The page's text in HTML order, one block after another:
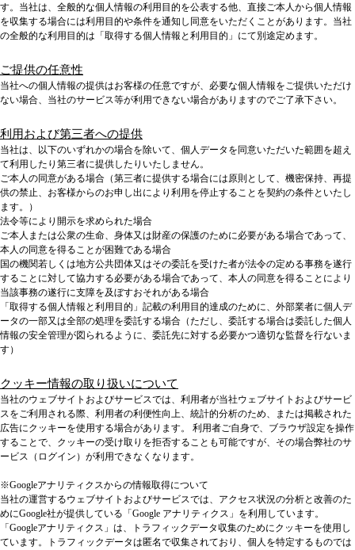
す。当社は、全般的な個人情報の利用目的を公表する他、直接ご本人から個人情報
を収集する場合には利用目的や条件を通知し同意をいただくことがあります。当社
の全般的な利用目的は「取得する個人情報と利用目的」にて別途定めます。
ご提供の任意性
当社への個人情報の提供はお客様の任意ですが、必要な個人情報をご提供いただけ
ない場合、当社のサービス等が利用できない場合がありますのでご了承下さい。
利用および第三者への提供
当社は、以下のいずれかの場合を除いて、個人データを同意いただいた範囲を超え
て利用したり第三者に提供したりいたしません。
ご本人の同意がある場合（第三者に提供する場合には原則として、機密保持、再提
供の禁止、お客様からのお申し出により利用を停止することを契約の条件といたし
ます。）
法令等により開示を求められた場合
ご本人または公衆の生命、身体又は財産の保護のために必要がある場合であって、
本人の同意を得ることが困難である場合
国の機関若しくは地方公共団体又はその委託を受けた者が法令の定める事務を遂行
することに対して協力する必要がある場合であって、本人の同意を得ることにより
当該事務の遂行に支障を及ぼすおそれがある場合
「取得する個人情報と利用目的」記載の利用目的達成のために、外部業者に個人デ
ータの一部又は全部の処理を委託する場合（ただし、委託する場合は委託した個人
情報の安全管理が図られるように、委託先に対する必要かつ適切な監督を行ないま
す）
クッキー情報の取り扱いについて
当社のウェブサイトおよびサービスでは、利用者が当社ウェブサイトおよびサービ
スをご利用される際、利用者の利便性向上、統計的分析のため、または掲載された
広告にクッキーを使用する場合があります。 利用者ご自身で、ブラウザ設定を操作
することで、クッキーの受け取りを拒否することも可能ですが、その場合弊社のサ
ービス（ログイン）が利用できなくなります。
※Googleアナリティクスからの情報取得について
当社の運営するウェブサイトおよびサービスでは、アクセス状況の分析と改善のた
めにGoogle社が提供している「Google アナリティクス」を利用しています。
「Googleアナリティクス」は、トラフィックデータ収集のためにクッキーを使用し
ています。トラフィックデータは匿名で収集されており、個人を特定するものでは